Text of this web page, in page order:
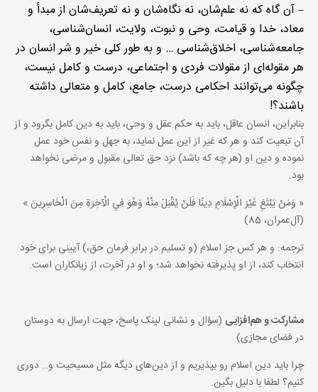
– آن گاه که نه علم‌شان، نه نگاه‌شان و نه تعریف‌شان از مبدأ و
معاد، خدا و قیامت، وحی و نبوت، ولایت، انسان‌شناسی،
جامعه‌شناسی، اخلاق‌شناسی … و به طور کلی خیر و شر انسان در
هر مقوله‌ای از مقولات فردی و اجتماعی، درست و کامل نیست،
چگونه می‌توانند احکامی درست، جامع، کامل و متعالی داشته
باشند؟!
بنابراین، انسان عاقل، باید به حکم عقل و وحی، باید به دین کامل بگرود و از
آن تبعیت کند و هر که غیر از این عمل نماید، به جهل و نفس خود عمل
نموده و دین او (هر چه که باشد) نزد حق تعالی مقبول و مرضی نخواهد
بود.
« وَمَنْ يَبْتَغِ غَيْرَ الْإِسْلَامِ دِينًا فَلَنْ يُقْبَلَ مِنْهُ وَهُوَ فِي الْآخِرَةِ مِنَ الْخَاسِرِينَ »
(آل‌عمران، 85)
ترجمه: و هر کس جز اسلام (و تسلیم در برابر فرمان حق،) آیینی برای خود
انتخاب کند، از او پذیرفته نخواهد شد؛ و او در آخرت، از زیانکاران است.
مشارکت و هم‌افزایی (سؤال و نشانی لینک پاسخ، جهت ارسال به دوستان
در فضای مجازی)
چرا باید دین اسلام رو بپذیریم و از دین‌های دیگه مثل مسیحیت و… دوری
کنیم؟ لطفا با دلیل بگین.